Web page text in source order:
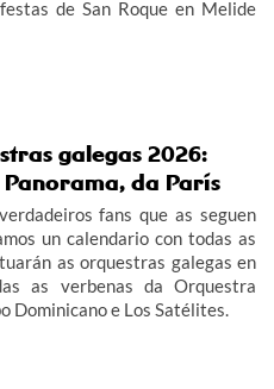
de San Roque en Melide
galegas 2026:
da París
fans que as seguen
un calendario con todas as
as orquestras galegas en
as verbenas da Orquestra
Dominicano e Los Satélites.